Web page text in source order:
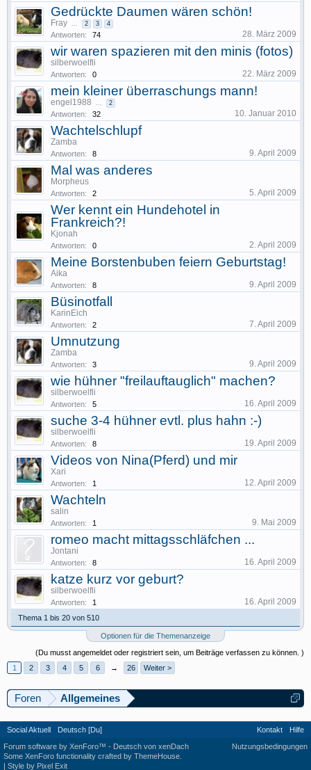
Gedrückte Daumen wären schön!
Fray ... 2 3 4
Antworten: 74 28. März 2009
wir waren spazieren mit den minis (fotos)
silberwoelfli
Antworten: 0 22. März 2009
mein kleiner überraschungs mann!
engel1988 ... 2
Antworten: 32 10. Januar 2010
Wachtelschlupf
Zamba
Antworten: 8 9. April 2009
Mal was anderes
Morpheus
Antworten: 2 5. April 2009
Wer kennt ein Hundehotel in
Frankreich?!
Kjonah
Antworten: 0 2. April 2009
Meine Borstenbuben feiern Geburtstag!
Aika
Antworten: 8 9. April 2009
Büsinotfall
KarinEich
Antworten: 2 7. April 2009
Umnutzung
Zamba
Antworten: 3 9. April 2009
wie hühner "freilauftauglich" machen?
silberwoelfli
Antworten: 5 16. April 2009
suche 3-4 hühner evtl. plus hahn :-)
silberwoelfli
Antworten: 8 19. April 2009
Videos von Nina(Pferd) und mir
Xari
Antworten: 1 12. April 2009
Wachteln
salin
Antworten: 1 9. Mai 2009
romeo macht mittagsschläfchen ...
Jontani
Antworten: 8 16. April 2009
katze kurz vor geburt?
silberwoelfli
Antworten: 1 16. April 2009
Thema 1 bis 20 von 510
Optionen für die Themenanzeige
(Du musst angemeldet oder registriert sein, um Beiträge verfassen zu können. )
1
2 3 4 5 6 → 26 Weiter >
Foren Allgemeines
Social Aktuell Deutsch [Du] Kontakt
Hilfe
Nutzungsbedingungen
Forum software by XenForo™ - Deutsch von xenDach
Some XenForo functionality crafted by ThemeHouse
| Style by Pixel Exit